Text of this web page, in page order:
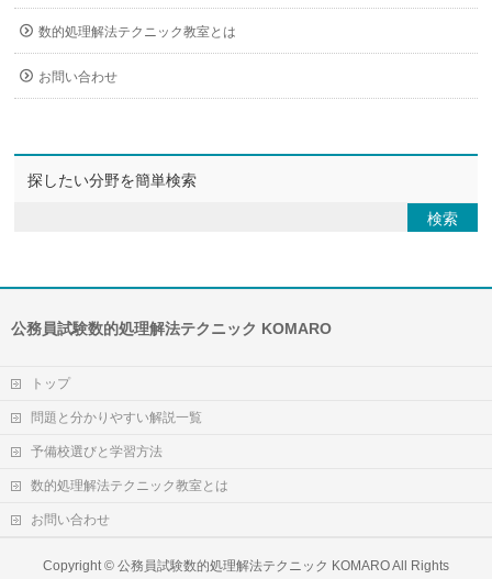
数的処理解法テクニック教室とは
お問い合わせ
探したい分野を簡単検索
公務員試験数的処理解法テクニック KOMARO
トップ
問題と分かりやすい解説一覧
予備校選びと学習方法
数的処理解法テクニック教室とは
お問い合わせ
Copyright © 公務員試験数的処理解法テクニック KOMAROAll Rights